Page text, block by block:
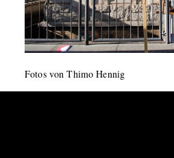
Fotos von Thimo Hennig